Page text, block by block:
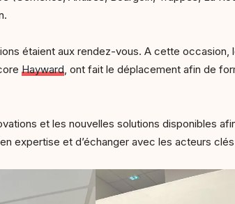
étaient aux rendez-vous. A cette occasion,
Hayward, ont fait le déplacement afin de
et les nouvelles solutions disponibles
expertise et d’échanger avec les acteurs